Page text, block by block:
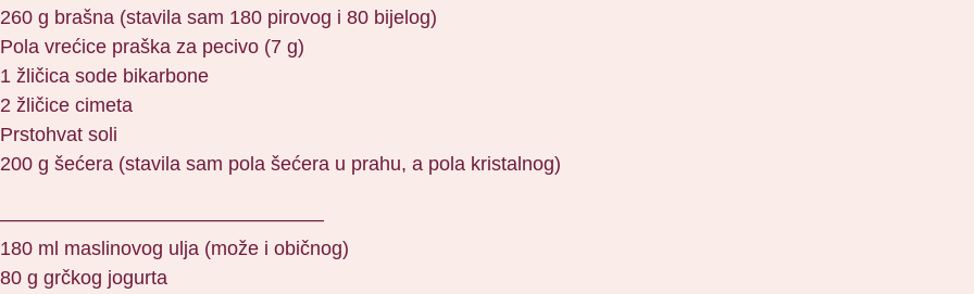
260 g brašna (stavila sam 180 pirovog i 80 bijelog)
Pola vrećice praška za pecivo (7 g)
1 žličica sode bikarbone
2 žličice cimeta
Prstohvat soli
200 g šećera (stavila sam pola šećera u prahu, a pola kristalnog)
————————————————–
180 ml maslinovog ulja (može i običnog)
80 g grčkog jogurta